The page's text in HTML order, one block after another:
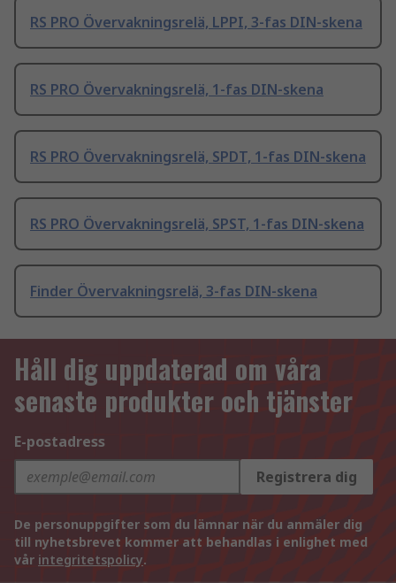
RS PRO Övervakningsrelä, LPPI, 3-fas DIN-skena
RS PRO Övervakningsrelä, 1-fas DIN-skena
RS PRO Övervakningsrelä, SPDT, 1-fas DIN-skena
RS PRO Övervakningsrelä, SPST, 1-fas DIN-skena
Finder Övervakningsrelä, 3-fas DIN-skena
Håll dig uppdaterad om våra
senaste produkter och tjänster
E-postadress
Registrera dig
De personuppgifter som du lämnar när du anmäler dig
till nyhetsbrevet kommer att behandlas i enlighet med
vår integritetspolicy.